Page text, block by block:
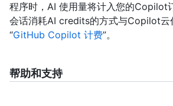
程序时，AI 使用量将计入您的Copilot
会话消耗AI credits的方式与Copilot云
“GitHub Copilot 计费”。
帮助和支持